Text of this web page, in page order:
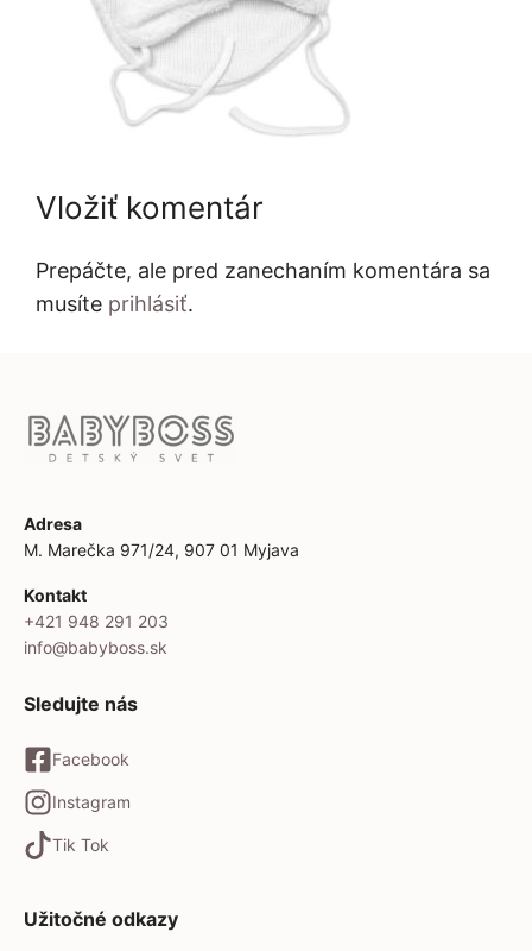
Vložiť komentár
Prepáčte, ale pred zanechaním komentára sa
musíte prihlásiť.
Adresa
M. Marečka 971/24, 907 01 Myjava
Kontakt
+421 948 291 203
info@babyboss.sk
Sledujte nás
Facebook
Instagram
Tik Tok
Užitočné odkazy